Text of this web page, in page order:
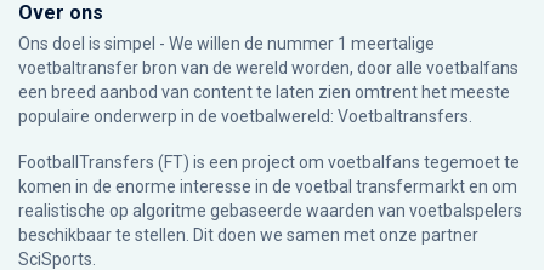
Over ons
Ons doel is simpel - We willen de nummer 1 meertalige
voetbaltransfer bron van de wereld worden, door alle voetbalfans
een breed aanbod van content te laten zien omtrent het meeste
populaire onderwerp in de voetbalwereld: Voetbaltransfers.
FootballTransfers (FT) is een project om voetbalfans tegemoet te
komen in de enorme interesse in de voetbal transfermarkt en om
realistische op algoritme gebaseerde waarden van voetbalspelers
beschikbaar te stellen. Dit doen we samen met onze partner
SciSports